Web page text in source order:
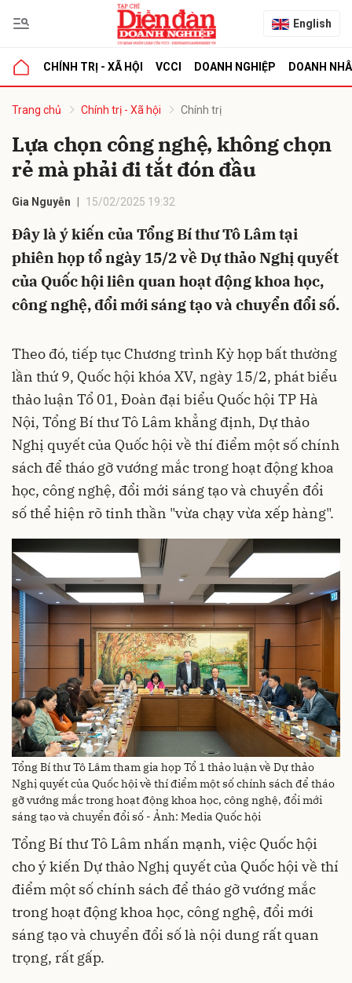
English
CHÍNH TRỊ - XÃ HỘI VCCI DOANH NGHIỆP DOANH
Trang chủ Chính trị - Xã hội Chính trị
Lựa chọn công nghệ, không chọn
rẻ mà phải đi tắt đón đầu
Gia Nguyễn 15/02/2025 19:32
Đây là ý kiến của Tổng Bí thư Tô Lâm tại
phiên họp tổ ngày 15/2 về Dự thảo Nghị quyết
của Quốc hội liên quan hoạt động khoa học,
công nghệ, đổi mới sáng tạo và chuyển đổi số.
Theo đó, tiếp tục Chương trình Kỳ họp bất thường
lần thứ 9, Quốc hội khóa XV, ngày 15/2, phát biểu
thảo luận Tổ 01, Đoàn đại biểu Quốc hội TP Hà
Nội, Tổng Bí thư Tô Lâm khẳng định, Dự thảo
Nghị quyết của Quốc hội về thí điểm một số chính
sách để tháo gỡ vướng mắc trong hoạt động khoa
học, công nghệ, đổi mới sáng tạo và chuyển đổi
số thể hiện rõ tinh thần "vừa chạy vừa xếp hàng".
Tổng Bí thư Tô Lâm tham gia họp Tổ 1 thảo luận về Dự thảo
Nghị quyết của Quốc hội về thí điểm một số chính sách để tháo
gỡ vướng mắc trong hoạt động khoa học, công nghệ, đổi mới
sáng tạo và chuyển đổi số - Ảnh: Media Quốc hội
Tổng Bí thư Tô Lâm nhấn mạnh, việc Quốc hội
cho ý kiến Dự thảo Nghị quyết của Quốc hội về thí
điểm một số chính sách để tháo gỡ vướng mắc
trong hoạt động khoa học, công nghệ, đổi mới
sáng tạo và chuyển đổi số là nội dung rất quan
trọng, rất gấp.
luận
Hủy